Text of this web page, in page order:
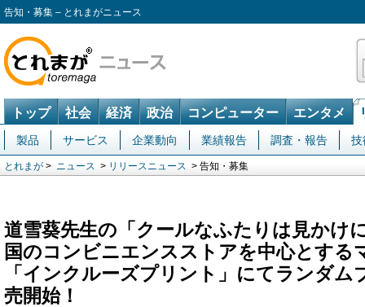
告知・募集 – とれまがニュース
トップ 社会 経済 政治 コンピューター エンタメ
製品 サービス 企業動向 業績報告 調査・報告 技
とれまが > ニュース > リリースニュース > 告知・募集
道雪葵先生の「クールなふたりは見かけ
国のコンビニエンスストアを中心とする
「インクルーズプリント」にてランダム
売開始！